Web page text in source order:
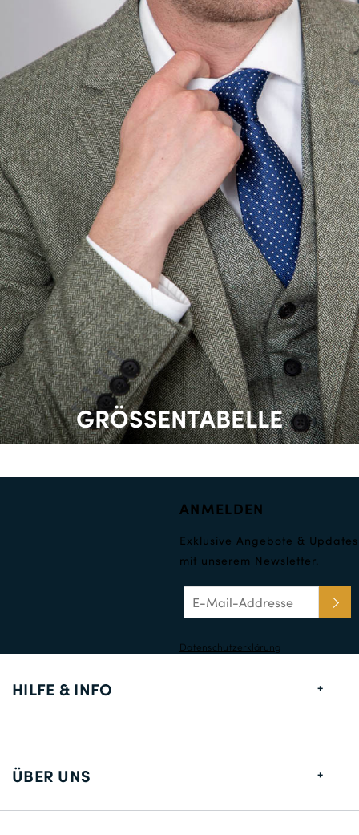
GRÖSSENTABELLE
ANMELDEN
Exklusive Angebote & Updates
mit unserem Newsletter.
Datenschutzerklärung
HILFE & INFO
Lieferung
ÜBER UNS